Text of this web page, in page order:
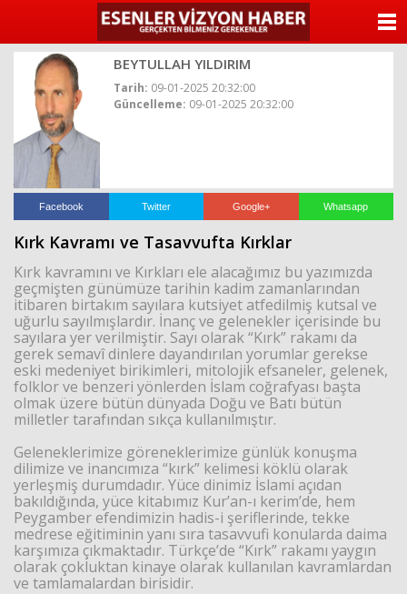
BEYTULLAH YILDIRIM
Tarih: 09-01-2025 20:32:00
Güncelleme: 09-01-2025 20:32:00
Facebook Twitter Google+ Whatsapp
Kırk Kavramı ve Tasavvufta Kırklar
Kırk kavramını ve Kırkları ele alacağımız bu yazımızda
geçmişten günümüze tarihin kadim zamanlarından
itibaren birtakım sayılara kutsiyet atfedilmiş kutsal ve
uğurlu sayılmışlardır. İnanç ve gelenekler içerisinde bu
sayılara yer verilmiştir. Sayı olarak “Kırk” rakamı da
gerek semavî dinlere dayandırılan yorumlar gerekse
eski medeniyet birikimleri, mitolojik efsaneler, gelenek,
folklor ve benzeri yönlerden İslam coğrafyası başta
olmak üzere bütün dünyada Doğu ve Batı bütün
milletler tarafından sıkça kullanılmıştır.
Geleneklerimize göreneklerimize günlük konuşma
dilimize ve inancımıza “kırk” kelimesi köklü olarak
yerleşmiş durumdadır. Yüce dinimiz İslami açıdan
bakıldığında, yüce kitabımız Kur’an-ı kerim’de, hem
Peygamber efendimizin hadis-i şeriflerinde, tekke
medrese eğitiminin yanı sıra tasavvufi konularda daima
karşımıza çıkmaktadır. Türkçe’de “Kırk” rakamı yaygın
olarak çokluktan kinaye olarak kullanılan kavramlardan
ve tamlamalardan birisidir.
ANASAYFA
YAZARLAR
VİDEO GALERİ
KÜNYE
İLETİŞİM